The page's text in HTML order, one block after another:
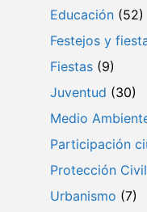
Educación (52)
Festejos y
Fiestas (9)
Juventud (30)
Medio
Participación
Protección Civil
Urbanismo (7)